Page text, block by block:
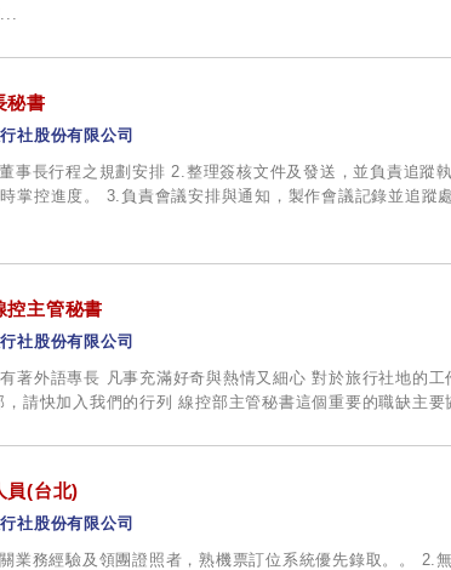
秘書
社股份有限公司
事長行程之規劃安排 2.整理簽核文件及發送，並負責追蹤
掌控進度。 3.負責會議安排與通知，製作會議記錄並追蹤
控主管秘書
社股份有限公司
著外語專長 凡事充滿好奇與熱情又細心 對於旅行社地的工
，請快加入我們的行列 線控部主管秘書這個重要的職缺主要
員(台北)
社股份有限公司
業務經驗及領團證照者，熟機票訂位系統優先錄取。。 2.